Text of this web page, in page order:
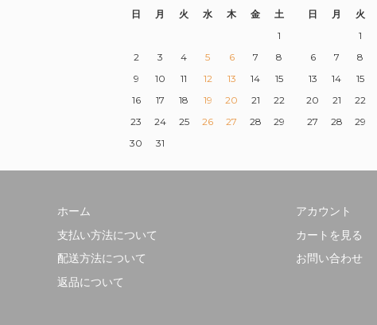
日
月 火 水 木 金
土
1
2
3 4 5 6 7
8
9
10 11 12 13 14
15
16
17 18 19 20 21
22
23
24 25 26 27 28
29
30
31
日
月 火
1
6
7 8
13
14 15
20
21 22
27
28 29
ホーム
支払い方法について
配送方法について
返品について
アカウント
カートを見る
お問い合わせ